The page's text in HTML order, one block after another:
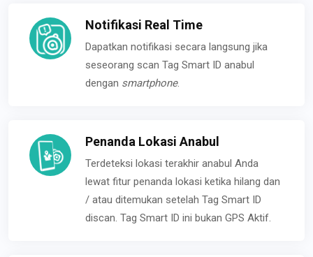
Notifikasi Real Time
Dapatkan notifikasi secara langsung jika
seseorang scan Tag Smart ID anabul
dengan smartphone.
Penanda Lokasi Anabul
Terdeteksi lokasi terakhir anabul Anda
lewat fitur penanda lokasi ketika hilang dan
/ atau ditemukan setelah Tag Smart ID
discan. Tag Smart ID ini bukan GPS Aktif.